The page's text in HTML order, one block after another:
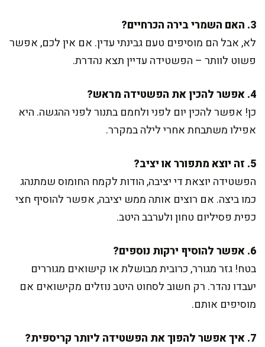
3. האם השמרי בירה הכרחיים?
לא, אבל הם מוסיפים טעם גבינתי עדין. אם אין לכם, אפשר
פשוט לוותר – הפשטידה עדיין תצא נהדרת.
4. אפשר להכין את הפשטידה מראש?
כן! אפשר להכין יום לפני ולחמם בתנור לפני ההגשה. היא
אפילו משתבחת אחרי לילה במקרר.
5. זה יוצא מתפורר או יציב?
הפשטידה יוצאת די יציבה, הודות לקמח החומוס שמתנהג
כמו ביצה. אם רוצים אותה ממש יציבה, אפשר להוסיף חצי
כפית פסיליום טחון ולערבב היטב.
6. אפשר להוסיף ירקות נוספים?
בטח! גזר מגורר, כרובית מבושלת או קישואים מגוררים
יעבדו נהדר. רק חשוב לסחוט היטב נוזלים מקישואים אם
מוסיפים אותם.
7. איך אפשר להפוך את הפשטידה ליותר קריספית?